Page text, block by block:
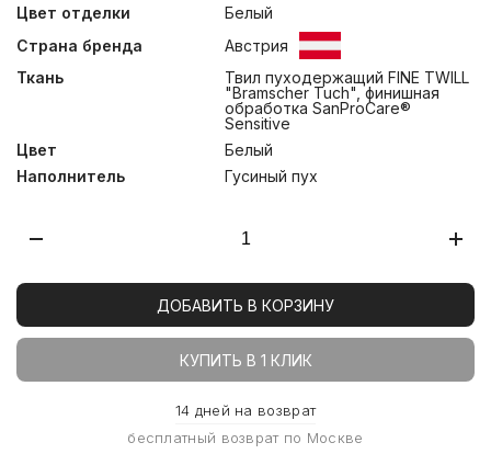
Цвет отделки
Белый
Страна бренда
Австрия
Ткань
Твил пуходержащий FINE TWILL
"Bramscher Tuch", финишная
обработка SanProCare®
Sensitive
Цвет
Белый
Наполнитель
Гусиный пух
ДОБАВИТЬ В КОРЗИНУ
КУПИТЬ В 1 КЛИК
14 дней на возврат
бесплатный возврат по Москве